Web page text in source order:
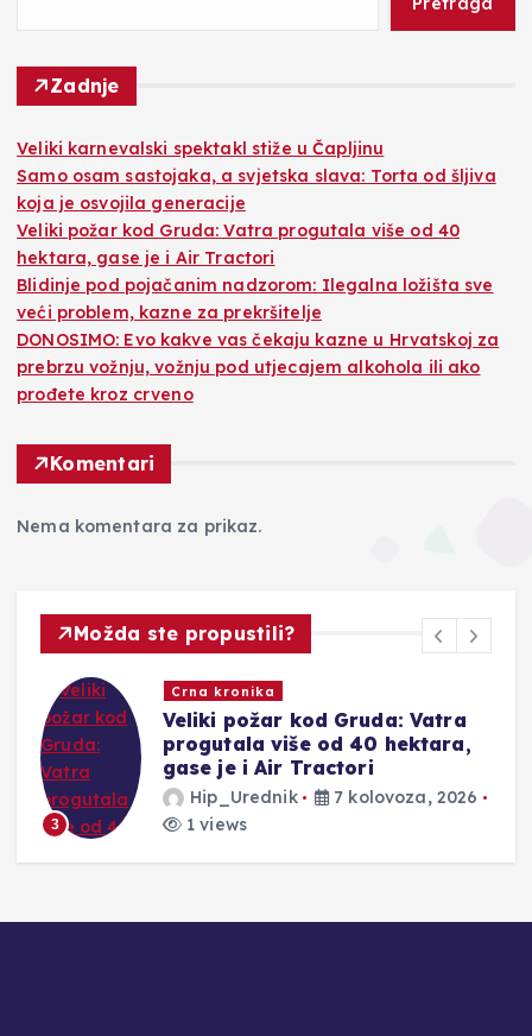
Zadnje
Veliki karnevalski spektakl stiže u Čapljinu
Samo osam sastojaka, a svjetska slava: Torta od šljiva
koja je osvojila generacije
Veliki požar kod Gruda: Vatra progutala više od 40
hektara, gase je i Air Tractori
Blidinje pod pojačanim nadzorom: Ilegalna ložišta sve
veći problem, kazne za prekršitelje
DONOSIMO: Evo kakve vas čekaju kazne u Hrvatskoj za
prebrzu vožnju, vožnju pod utjecajem alkohola ili ako
prođete kroz crveno
Komentari
Nema komentara za prikaz.
Možda ste propustili?
3
Crna kronika
Veliki požar kod Gruda: Vatra
progutala više od 40 hektara,
gase je i Air Tractori
Hip_Urednik
7 kolovoza, 2026
1 views